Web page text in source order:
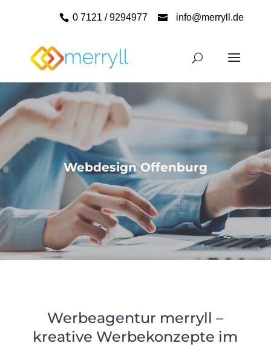
0 7121 / 9294977 info@merryll.de
Webdesign Offenburg
Werbeagentur merryll –
kreative Werbekonzepte im